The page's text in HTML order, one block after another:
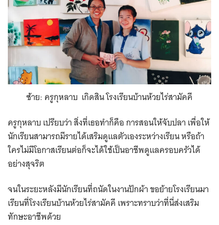
ซ้าย: ครูกุหลาบ เกิดสิน โรงเรียนบ้านห้วยไร่สามัคคี
ครูกุหลาบ เปรียบว่า สิ่งที่เธอทำก็คือ การสอนให้จับปลา เพื่อให้
นักเรียนสามารถมีรายได้เสริมดูแลตัวเองระหว่างเรียน หรือถ้า
ใครไม่มีโอกาสเรียนต่อก็จะได้ใช้เป็นอาชีพดูแลครอบครัวได้
อย่างสุจริต
จนในระยะหลังมีนักเรียนที่ถนัดในงานปักผ้า ขอย้ายโรงเรียนมา
เรียนที่โรงเรียนบ้านห้วยไร่สามัคคี เพราะทราบว่าที่นี่ส่งเสริม
ทักษะอาชีพด้วย